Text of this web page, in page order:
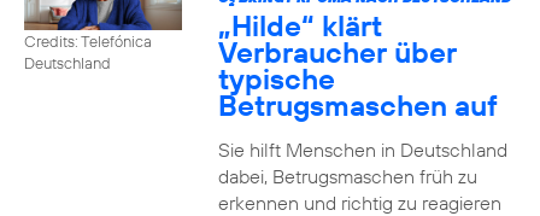
Credits: Telefónica
Deutschland
2
„Hilde“ klärt
Verbraucher über
typische
Betrugsmaschen auf
Sie hilft Menschen in Deutschland
dabei, Betrugsmaschen früh zu
erkennen und richtig zu reagieren